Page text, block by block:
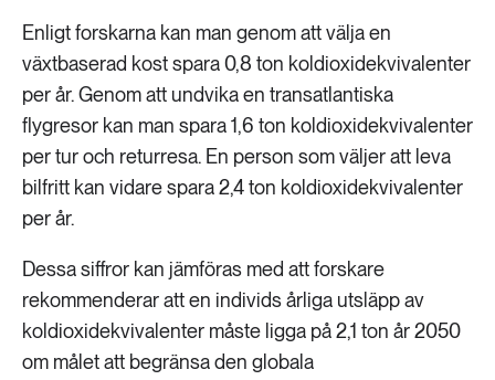
Enligt forskarna kan man genom att välja en
växtbaserad kost spara 0,8 ton koldioxidekvivalenter
per år. Genom att undvika en transatlantiska
flygresor kan man spara 1,6 ton koldioxidekvivalenter
per tur och returresa. En person som väljer att leva
bilfritt kan vidare spara 2,4 ton koldioxidekvivalenter
per år.
Dessa siffror kan jämföras med att forskare
rekommenderar att en individs årliga utsläpp av
koldioxidekvivalenter måste ligga på 2,1 ton år 2050
om målet att begränsa den globala